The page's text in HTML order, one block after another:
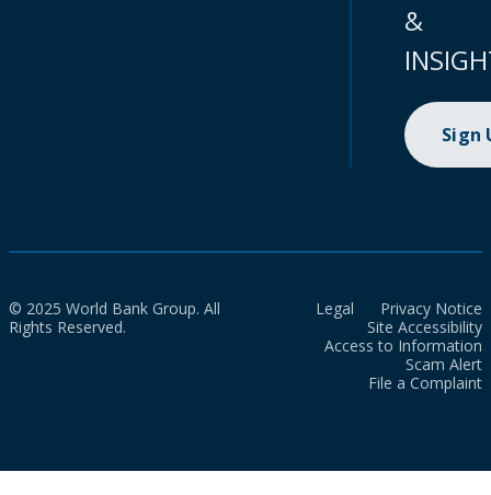
&
Sign
© 2025 World Bank Group. All
Rights Reserved.
Legal
Privacy Notice
Site Accessibility
Access to Information
Scam Alert
File a Complaint